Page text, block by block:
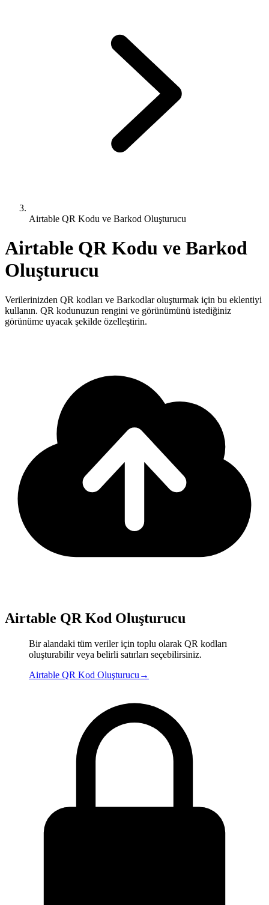
Airtable QR Kodu ve Barkod Oluşturucu
Airtable QR Kodu ve Barkod
Oluşturucu
Verilerinizden QR kodları ve Barkodlar oluşturmak için bu eklentiyi
kullanın. QR kodunuzun rengini ve görünümünü istediğiniz
görünüme uyacak şekilde özelleştirin.
Airtable QR Kod Oluşturucu
Bir alandaki tüm veriler için toplu olarak QR kodları
oluşturabilir veya belirli satırları seçebilirsiniz.
Airtable QR Kod Oluşturucu →